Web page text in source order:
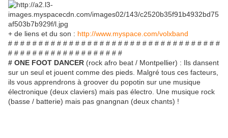
+ de liens et du son : http://www.myspace.com/volxband
# # # # # # # # # # # # # # # # # # # # # # # # # # # # # # # # # # #
# # # # # # # # # # # # # # # # # # #
# ONE FOOT DANCER (rock afro beat / Montpellier) : Ils dansent
sur un seul et jouent comme des pieds. Malgré tous ces facteurs,
ils vous apprendrons à groover du popotin sur une musique
électronique (deux claviers) mais pas électro. Une musique rock
(basse / batterie) mais pas gnangnan (deux chants) !